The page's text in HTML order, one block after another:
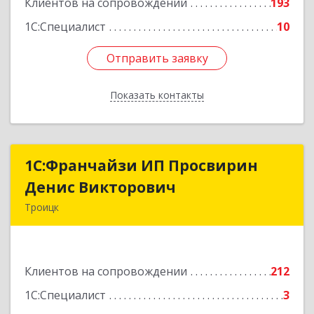
1С:Специалист
10
Отправить заявку
Показать контакты
Отправить заявку
Назад
1C:Франчайзи ИП Просвирин
Денис Викторович
Троицк
Клиентов на сопровождении
212
1С:Специалист
3
1C:Франчайзи ИП Просвирин
Денис Викторович
Подробнее